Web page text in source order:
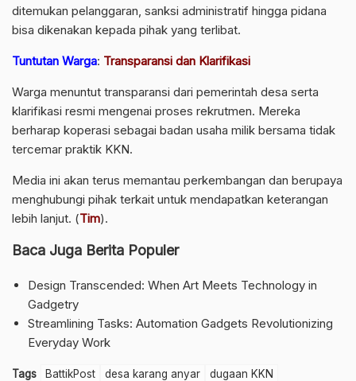
ditemukan pelanggaran, sanksi administratif hingga pidana
bisa dikenakan kepada pihak yang terlibat.
Tuntutan Warga: Transparansi dan Klarifikasi
Warga menuntut transparansi dari pemerintah desa serta
klarifikasi resmi mengenai proses rekrutmen. Mereka
berharap koperasi sebagai badan usaha milik bersama tidak
tercemar praktik KKN.
Media ini akan terus memantau perkembangan dan berupaya
menghubungi pihak terkait untuk mendapatkan keterangan
lebih lanjut. (Tim).
Baca Juga Berita Populer
Design Transcended: When Art Meets Technology in
Gadgetry
Streamlining Tasks: Automation Gadgets Revolutionizing
Everyday Work
Tags BattikPost desa karang anyar
dugaan KKN